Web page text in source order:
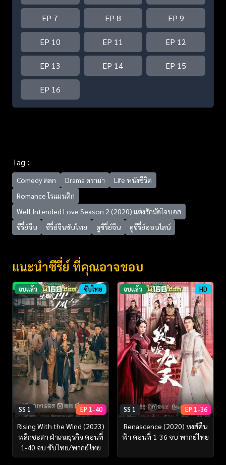
EP 7 EP 8 EP 9
EP 10 EP 11 EP 12
EP 13 EP 14 EP 15
EP 16
Tag :
Comedy ตลก Drama ดราม่า
Life หนังชีวิต
Romance โรแมนติก
Well Intended Love Season 2 (2020) แต่งรักมัดใจบอส
ซีรี่ย์จีน
ซีรี่ย์จีนซับไทย ดูซีรี่ย์จีน ดูซีรี่ย์ออนไลน์
แนะนำซีรี่ย์ ที่คุณอาจชอบ
จบแล้ว ซับไทย
SS 1 EP 1-40
Rising With the Wind (2023)
พลิกชะตา ฝ่าเกมธุรกิจ ตอนที่
1-40 จบ ซับไทย/พากย์ไทย
จบแล้ว HD
SS 1 EP 1-36
Renascence (2020) หงส์คืน
ฟ้า ตอนที่ 1-36 จบ พากย์ไทย